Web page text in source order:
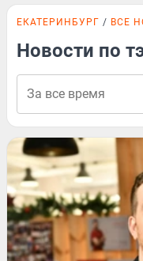
ЕКАТЕРИНБУРГ ВСЕ
Новости по